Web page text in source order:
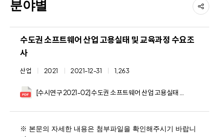
분야별
수도권 소프트웨어 산업 고용실태 및 교육과정 수요조
사
산업 2021 2021-12-31 1,263
※ 본문의 자세한 내용은 첨부파일을 확인해주시기 바랍니